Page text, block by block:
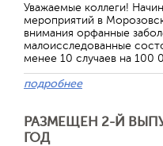
Уважаемые коллеги!
мероприятий в
внимания орфанные
малоисследованные
менее 10 случаев на 100
подробнее
РАЗМЕЩЕН 2-Й
ГОД